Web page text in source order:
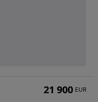
21 900 EUR